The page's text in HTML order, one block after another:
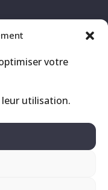
votre
leur utilisation.